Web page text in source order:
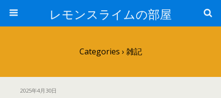
レモンスライムの部屋
Categories › 雑記
2025年4月30日